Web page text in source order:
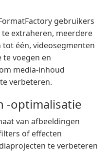
gebruikers
extraheren, meerdere
één, videosegmenten
voegen en
media-inhoud
verbeteren.
-optimalisatie
van afbeeldingen
of effecten
te verbeteren